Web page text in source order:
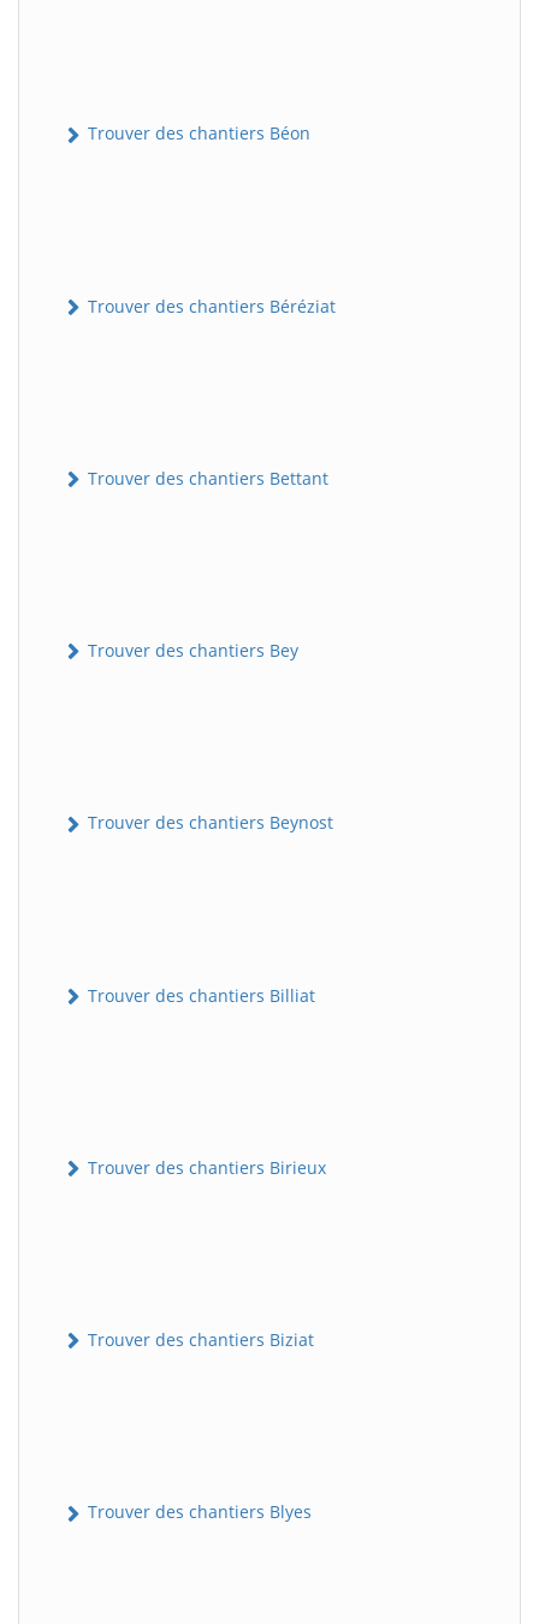
Trouver des chantiers Béon
Trouver des chantiers Béréziat
Trouver des chantiers Bettant
Trouver des chantiers Bey
Trouver des chantiers Beynost
Trouver des chantiers Billiat
Trouver des chantiers Birieux
Trouver des chantiers Biziat
Trouver des chantiers Blyes